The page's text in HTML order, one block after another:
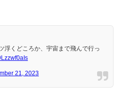
浮くどころか、宇宙まで飛んで行っ
21, 2023